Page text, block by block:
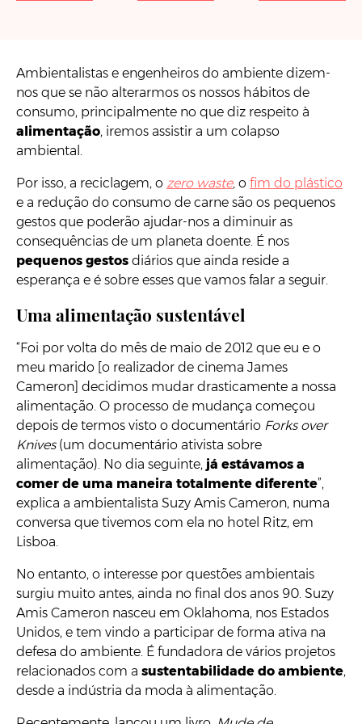
Ambientalistas e engenheiros do ambiente dizem-
nos que se não alterarmos os nossos hábitos de
consumo, principalmente no que diz respeito à
alimentação, iremos assistir a um colapso
ambiental.
Por isso, a reciclagem, o zero waste, o fim do plástico
e a redução do consumo de carne são os pequenos
gestos que poderão ajudar-nos a diminuir as
consequências de um planeta doente. É nos
pequenos gestos diários que ainda reside a
esperança e é sobre esses que vamos falar a seguir.
Uma alimentação sustentável
“Foi por volta do mês de maio de 2012 que eu e o
meu marido [o realizador de cinema James
Cameron] decidimos mudar drasticamente a nossa
alimentação. O processo de mudança começou
depois de termos visto o documentário Forks over
Knives (um documentário ativista sobre
alimentação). No dia seguinte, já estávamos a
comer de uma maneira totalmente diferente”,
explica a ambientalista Suzy Amis Cameron, numa
conversa que tivemos com ela no hotel Ritz, em
Lisboa.
No entanto, o interesse por questões ambientais
surgiu muito antes, ainda no final dos anos 90. Suzy
Amis Cameron nasceu em Oklahoma, nos Estados
Unidos, e tem vindo a participar de forma ativa na
defesa do ambiente. É fundadora de vários projetos
relacionados com a sustentabilidade do ambiente,
desde a indústria da moda à alimentação.